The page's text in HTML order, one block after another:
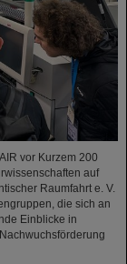
vor Kurzem 200
auf
Raumfahrt e. V.
die sich an
Einblicke in